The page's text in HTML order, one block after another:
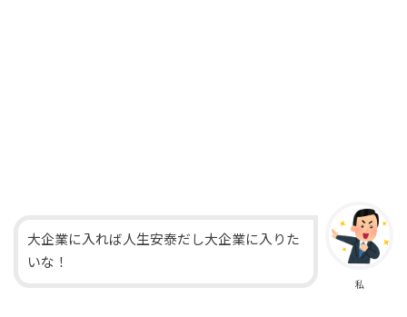
私
大企業に入れば人生安泰だし大企業に入りた
いな！